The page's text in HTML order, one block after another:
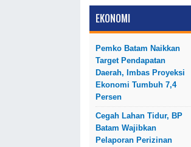
EKONOMI
Pemko Batam Naikkan
Target Pendapatan
Daerah, Imbas Proyeksi
Ekonomi Tumbuh 7,4
Persen
Cegah Lahan Tidur, BP
Batam Wajibkan
Pelaporan Perizinan